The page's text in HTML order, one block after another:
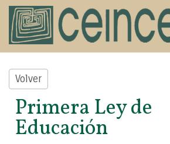
Volver
Primera Ley de
Educación